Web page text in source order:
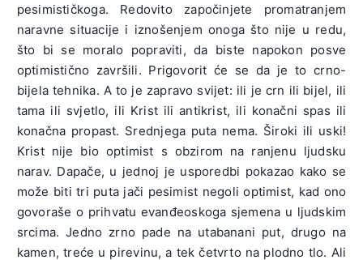
pesimističkoga. Redovito započi­njete promatranjem
naravne situacije i iznošenjem onoga što nije u re­du,
što bi se moralo popraviti, da biste napokon posve
optimistično završili. Prigovorit će se da je to crno-
bijela tehnika. A to je zapravo svijet: ili je crn ili bijel, ili
tama ili svjetlo, ili Krist ili antikrist, ili ko­načni spas ili
konačna propast. Srednjega puta nema. Široki ili uski!
Krist nije bio optimist s obzirom na ranjenu ljudsku
narav. Dapače, u jednoj je usporedbi pokazao kako se
može biti tri puta jači pesimist negoli optimist, kad ono
govoraše o prihvatu evanđeoskoga sjemena u ljudskim
srcima. Jedno zrno pade na utabanani put, drugo na
kamen, treće u pirevinu, a tek četvrto na plodno tlo. Ali